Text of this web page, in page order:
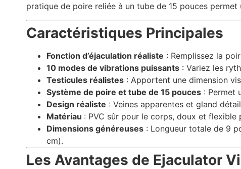
pratique de poire reliée à un tube de 15 pouces
Caractéristiques Principales
Fonction d’éjaculation réaliste : Remplissez la
10 modes de vibrations puissants : Variez les
Testicules réalistes : Apportent une dimension
Système de poire et tube de 15 pouces : Permet
Design réaliste : Veines apparentes et gland
Matériau : PVC sûr pour le corps, doux et
Dimensions généreuses : Longueur totale de 9
cm).
Les Avantages de Ejaculator